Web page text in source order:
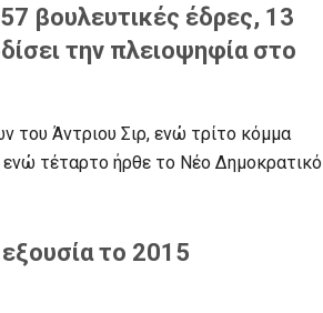
βουλευτικές έδρες, 13
την πλειοψηφία στο
του Άντριου Σιρ, ενώ τρίτο κόμμα
τέταρτο ήρθε το Νέο Δημοκρατικό
εξουσία το 2015